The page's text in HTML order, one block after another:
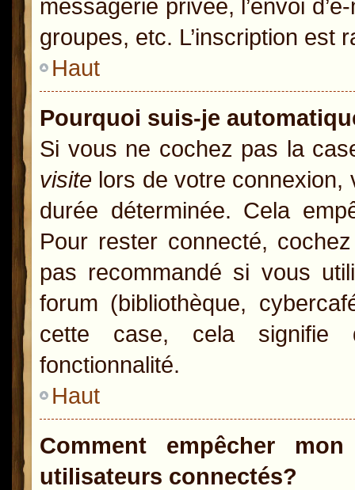
messagerie privée, l’envoi
groupes, etc. L’inscription est
Haut
Pourquoi suis-je
Si vous ne cochez pas la
visite lors de votre connexion,
durée déterminée. Cela
Pour rester connecté,
pas recommandé si vous
forum (bibliothèque,
cette case, cela signifie
fonctionnalité.
Haut
Comment empêcher
utilisateurs connectés?